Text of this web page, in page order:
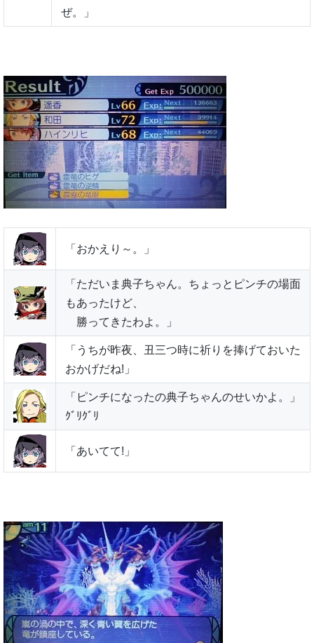
ぜ。」
「おかえり～。」
「ただいま典子ちゃん。ちょっとピンチの場面
もあったけど、
勝ってきたわよ。」
「うちが昨夜、丑三つ時に祈りを捧げておいた
おかげだね!」
「ピンチになったの典子ちゃんのせいかよ。」
ｸﾞﾘｸﾞﾘ
「あいてて!」